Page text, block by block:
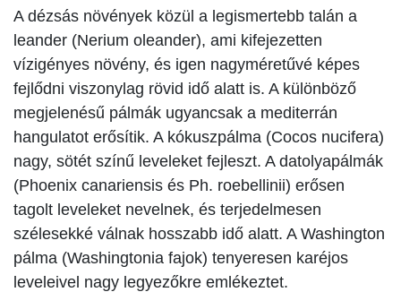
A dézsás növények közül a legismertebb talán a
leander (Nerium oleander), ami kifejezetten
vízigényes növény, és igen nagyméretűvé képes
fejlődni viszonylag rövid idő alatt is. A különböző
megjelenésű pálmák ugyancsak a mediterrán
hangulatot erősítik. A kókuszpálma (Cocos nucifera)
nagy, sötét színű leveleket fejleszt. A datolyapálmák
(Phoenix canariensis és Ph. roebellinii) erősen
tagolt leveleket nevelnek, és terjedelmesen
szélesekké válnak hosszabb idő alatt. A Washington
pálma (Washingtonia fajok) tenyeresen karéjos
leveleivel nagy legyezőkre emlékeztet.